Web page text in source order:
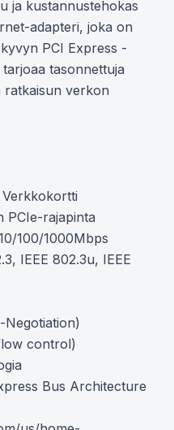
ja kustannustehokas
adapteri, joka on
PCI Express -
tasonnettuja
ratkaisun verkon
rajapinta
100/1000Mbps
IEEE 802.3u, IEEE
Bus Architecture